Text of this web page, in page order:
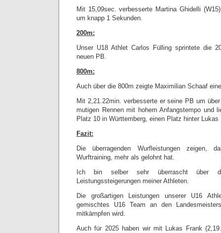
Mit 15,09sec. verbesserte Martina Ghidelli
um knapp 1 Sekunden.
200m:
Unser U18 Athlet Carlos Fülling sprintete die
neuen PB.
800m:
Auch über die 800m zeigte Maximilian Schaaf
Mit 2,21.22min. verbesserte er seine PB um
mutigen Rennen mit hohem Anfangstempo und
Platz 10 in Württemberg, einen Platz hinter Lukas
Fazit:
Die überragenden Wurfleistungen zeigen,
Wurftraining, mehr als gelohnt hat.
Ich bin selber sehr überrascht über
Leistungssteigerungen meiner Athleten.
Die großartigen Leistungen unserer U16
gemischtes U16 Team an den
mitkämpfen wird.
Auch für 2025 haben wir mit Lukas Frank